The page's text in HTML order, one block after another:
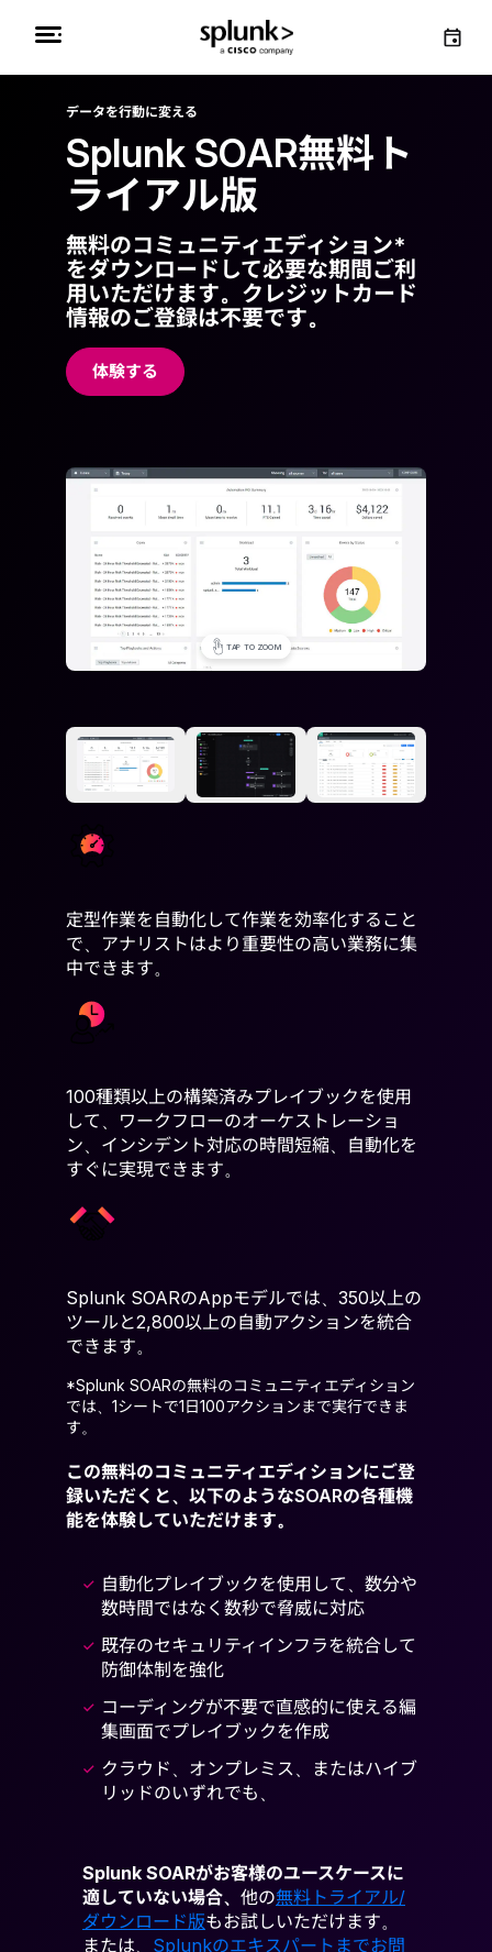
データを行動に変える
Splunk SOAR無料ト
ライアル版
無料のコミュニティエディション*
をダウンロードして必要な期間ご利
用いただけます。クレジットカード
情報のご登録は不要です。
体験する
TAP TO ZOOM
定型作業を自動化して作業を効率化すること
で、アナリストはより重要性の高い業務に集
中できます。
100種類以上の構築済みプレイブックを使用
して、ワークフローのオーケストレーショ
ン、インシデント対応の時間短縮、自動化を
すぐに実現できます。
Splunk SOARのAppモデルでは、350以上の
ツールと2,800以上の自動アクションを統合
できます。
*Splunk SOARの無料のコミュニティエディション
では、1シートで1日100アクションまで実行できま
す。
この無料のコミュニティエディションにご登
録いただくと、以下のようなSOARの各種機
能を体験していただけます。
自動化プレイブックを使用して、数分や
数時間ではなく数秒で脅威に対応
既存のセキュリティインフラを統合して
防御体制を強化
コーディングが不要で直感的に使える編
集画面でプレイブックを作成
クラウド、オンプレミス、またはハイブ
リッドのいずれでも、
Splunk SOARがお客様のユースケースに
適していない場合、 他の無料トライアル/
ダウンロード版もお試しいただけます。
または、 Splunkのエキスパートまでお問